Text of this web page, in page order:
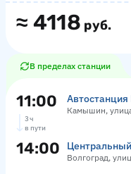
≈ 4118 руб.
В пределах станции
11:00 Камышин,
3 ч
в пути
14:00 Волгоград,